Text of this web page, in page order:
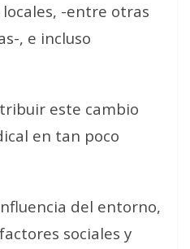
-entre otras
, e incluso
este cambio
en tan poco
del entorno,
sociales y